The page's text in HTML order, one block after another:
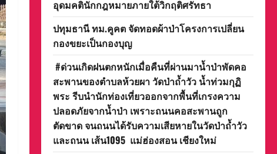
อุดมคตินักกฎหมายภายใต้วิกฤติศรัทธา
ปทุมธานี ทม.คูคต จัดทอดผ้าป่าโครงการเปลี่ยน
กองขยะเป็นกองบุญ
#ด่วนเกิดฝนตกหนักเมื่อคืนที่ผ่านมาน้ำป่าพัดคอ
สะพานของตำบลห้วยผา วัดป่าถ้ำวัว น้ำท่วมกุฏิ
พระ รีบนำนักท่องเที่ยวออกจากพื้นที่เกรงความ
ปลอดภัยจากน้ำป่า เพราะถนนคอสะพานถูก
ตัดขาด จนถนนได้รับความเสียหายในวัดป่าถ้ำวัว
และถนน เส้น1095 แม่ฮ่องสอน เชียงใหม่